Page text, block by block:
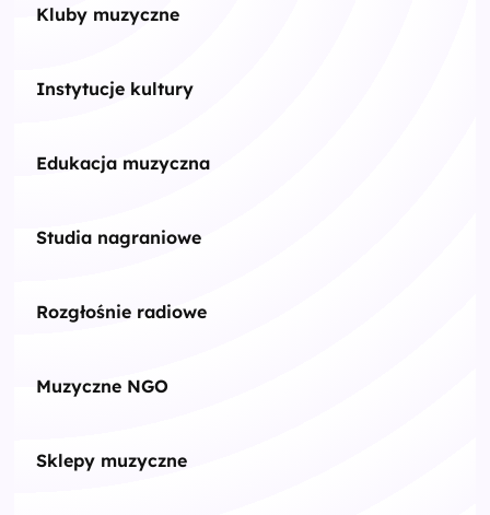
Kluby muzyczne
Instytucje kultury
Edukacja muzyczna
Studia nagraniowe
Rozgłośnie radiowe
Muzyczne NGO
Sklepy muzyczne